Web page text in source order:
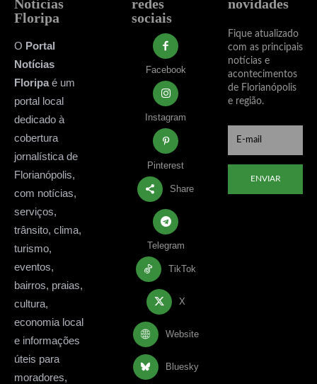
Notícias
Floripa
O Portal
Notícias
Floripaé um
portal local
dedicado à
cobertura
jornalística de
Florianópolis,
com notícias,
serviços,
trânsito, clima,
turismo,
eventos,
bairros, praias,
cultura,
economia local
e informações
úteis para
moradores,
redes
sociais
Facebook
Instagram
Pinterest
Share
Telegram
TikTok
X
Website
Bluesky
novidades
Fique atualizado
com as principais
notícias e
acontecimentos
de Florianópolis
e região.
ENVIAR